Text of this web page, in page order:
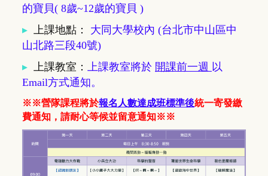
的寶貝( 8歲~12歲的寶貝 )
▸ 上課地點 ：
大同大學校內 (台北市中山區中
山北路三段40號)
▸ 上課教室 ： 上課教室將於 開課前一週 以
Email方式通知。
※※營隊課程將於報名人數達成班標準後統一寄發繳
費通知，請耐心等候並留意通知※※